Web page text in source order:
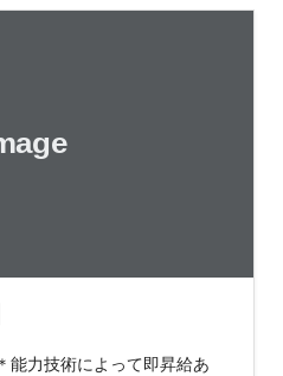
能力技術によって即昇給あ